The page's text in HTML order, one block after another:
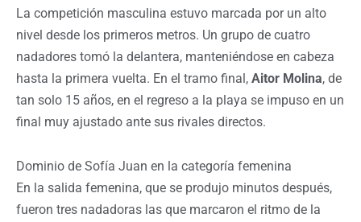
La competición masculina estuvo marcada por un alto
nivel desde los primeros metros. Un grupo de cuatro
nadadores tomó la delantera, manteniéndose en cabeza
hasta la primera vuelta. En el tramo final, Aitor Molina, de
tan solo 15 años, en el regreso a la playa se impuso en un
final muy ajustado ante sus rivales directos.
Dominio de Sofía Juan en la categoría femenina
En la salida femenina, que se produjo minutos después,
fueron tres nadadoras las que marcaron el ritmo de la